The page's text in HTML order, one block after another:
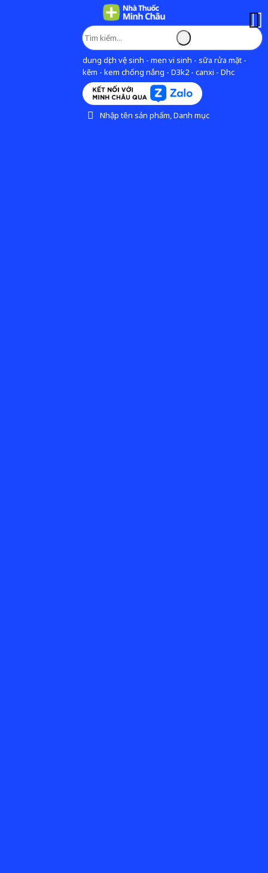
dung dịch vệ sinh - men vi sinh - sữa rửa mặt -
kẽm - kem chống nắng - D3k2 - canxi - Dhc
Nhập tên sản phẩm, Danh mục